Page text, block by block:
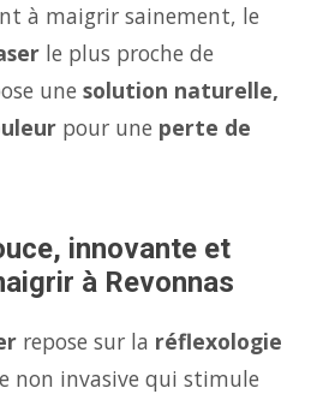
à maigrir sainement, le
le plus proche de
une solution naturelle,
pour une perte de
innovante et
à Revonnas
repose sur la réflexologie
non invasive qui stimule